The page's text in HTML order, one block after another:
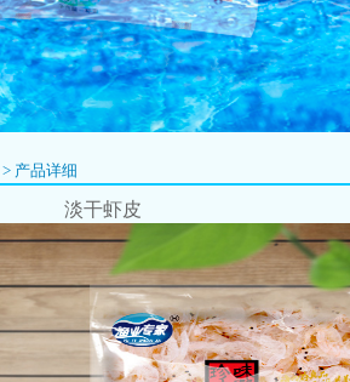
> 产品详细
淡干虾皮